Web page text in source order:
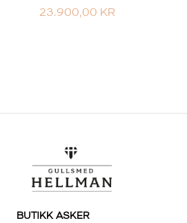
23.900,00 KR
BUTIKK ASKER